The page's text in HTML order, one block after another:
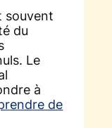
souvent
du
Le
à
de